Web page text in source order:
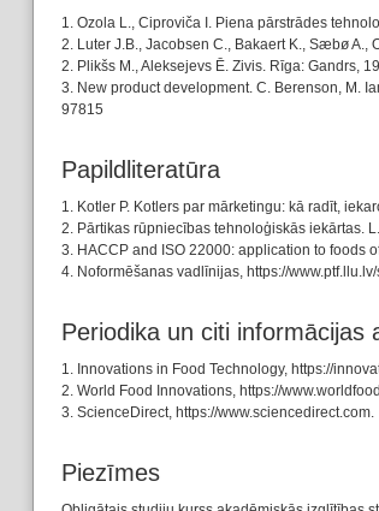
1. Ozola L., Ciproviča I. Piena pārstrādes
2. Luter J.B., Jacobsen C., Bakaert K., Sæbø
2. Plikšs M., Aleksejevs Ē. Zivis. Rīga: Gandrs,
3. New product development. C. Berenson, M.
97815
Papildliteratūra
1. Kotler P. Kotlers par mārketingu: kā radīt,
2. Pārtikas rūpniecības tehnoloģiskās iekārtas.
3. HACCP and ISO 22000: application to foods
4. Noformēšanas vadlīnijas, https://
Periodika un citi informācijas
1. Innovations in Food Technology, https://
2. World Food Innovations, https://
3. ScienceDirect, https://www.sciencedirect.com.
Piezīmes